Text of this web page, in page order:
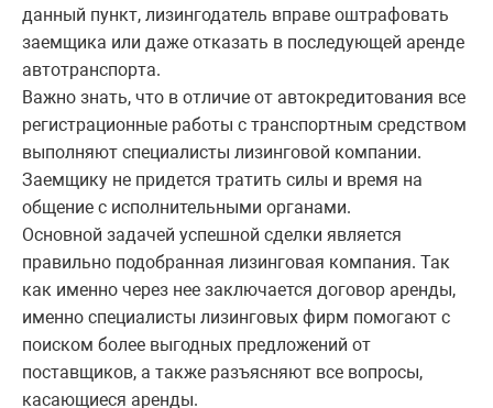
данный пункт, лизингодатель вправе оштрафовать
заемщика или даже отказать в последующей аренде
автотранспорта.
Важно знать, что в отличие от автокредитования все
регистрационные работы с транспортным средством
выполняют специалисты лизинговой компании.
Заемщику не придется тратить силы и время на
общение с исполнительными органами.
Основной задачей успешной сделки является
правильно подобранная лизинговая компания. Так
как именно через нее заключается договор аренды,
именно специалисты лизинговых фирм помогают с
поиском более выгодных предложений от
поставщиков, а также разъясняют все вопросы,
касающиеся аренды.